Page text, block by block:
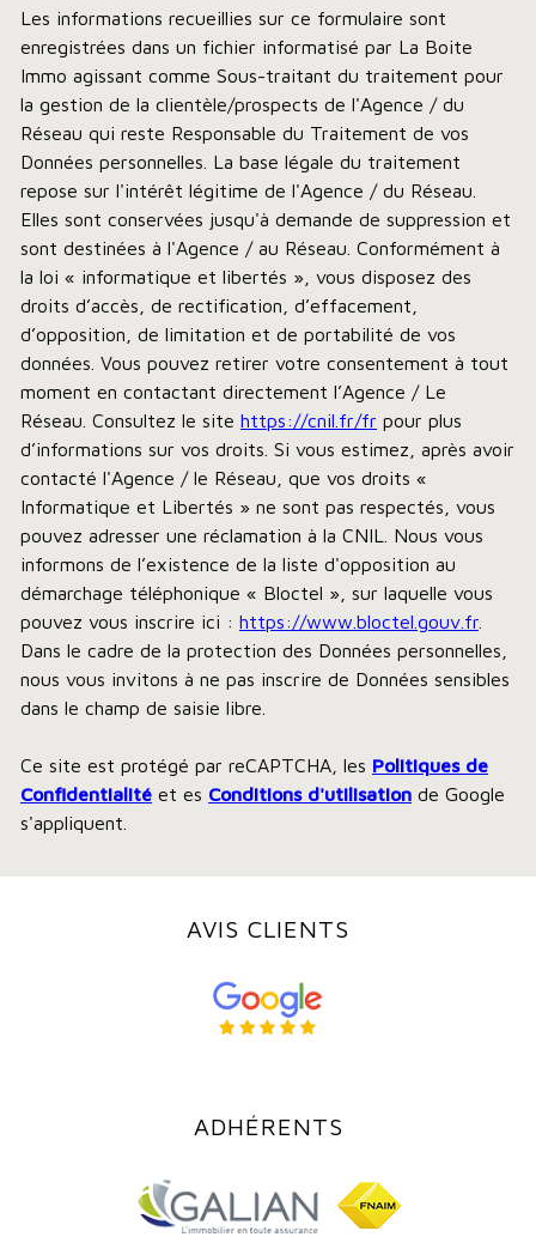
Les informations recueillies sur ce formulaire sont
enregistrées dans un fichier informatisé par La Boite
Immo agissant comme Sous-traitant du traitement pour
la gestion de la clientèle/prospects de l'Agence / du
Réseau qui reste Responsable du Traitement de vos
Données personnelles. La base légale du traitement
repose sur l'intérêt légitime de l'Agence / du Réseau.
Elles sont conservées jusqu'à demande de suppression et
sont destinées à l'Agence / au Réseau. Conformément à
la loi « informatique et libertés », vous disposez des
droits d’accès, de rectification, d’effacement,
d’opposition, de limitation et de portabilité de vos
données. Vous pouvez retirer votre consentement à tout
moment en contactant directement l’Agence / Le
Réseau. Consultez le site https://cnil.fr/fr pour plus
d’informations sur vos droits. Si vous estimez, après avoir
contacté l'Agence / le Réseau, que vos droits «
Informatique et Libertés » ne sont pas respectés, vous
pouvez adresser une réclamation à la CNIL. Nous vous
informons de l’existence de la liste d'opposition au
démarchage téléphonique « Bloctel », sur laquelle vous
pouvez vous inscrire ici : https://www.bloctel.gouv.fr
Dans le cadre de la protection des Données personnelles,
nous vous invitons à ne pas inscrire de Données sensibles
dans le champ de saisie libre.
Ce site est protégé par reCAPTCHA, les Politiques de
Confidentialité et es Conditions d'utilisation de Google
s'appliquent.
AVIS CLIENTS
ADHÉRENTS